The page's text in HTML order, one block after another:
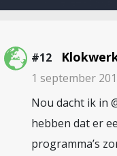
#12
1 september
Nou dacht ik in
hebben dat er
programma’s